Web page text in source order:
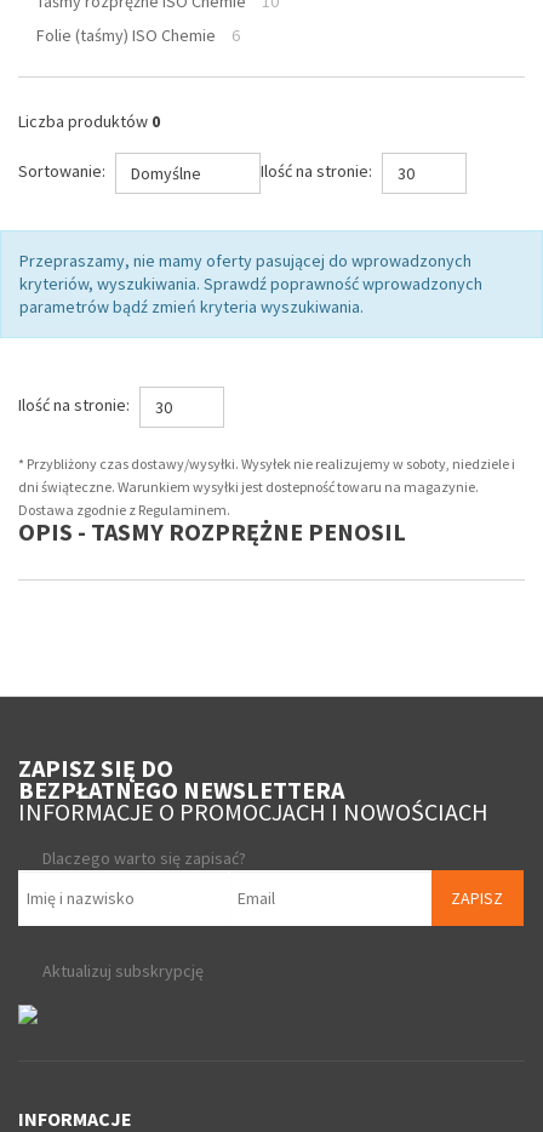
Folie (taśmy) ISO Chemie
6
Liczba produktów 0
Sortowanie: Domyślne Ilość na stronie: 30
Przepraszamy, nie mamy oferty pasującej do wprowadzonych
kryteriów, wyszukiwania. Sprawdź poprawność wprowadzonych
parametrów bądź zmień kryteria wyszukiwania.
Ilość na stronie: 30
* Przybliżony czas dostawy/wysyłki. Wysyłek nie realizujemy w soboty, niedziele i
dni świąteczne. Warunkiem wysyłki jest dostepność towaru na magazynie.
Dostawa zgodnie z Regulaminem.
OPIS - TASMY ROZPRĘŻNE PENOSIL
ZAPISZ SIĘ DO
BEZPŁATNEGO NEWSLETTERA
INFORMACJE O PROMOCJACH I NOWOŚCIACH
Dlaczego warto się zapisać?
ZAPISZ
Aktualizuj subskrypcję
INFORMACJE